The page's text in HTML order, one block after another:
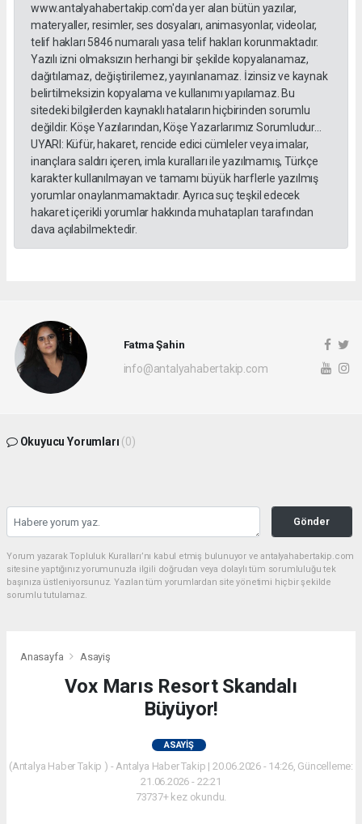
www.antalyahabertakip.com'da yer alan bütün yazılar,
materyaller, resimler, ses dosyaları, animasyonlar, videolar,
telif hakları 5846 numaralı yasa telif hakları korunmaktadır.
Yazılı izni olmaksızın herhangi bir şekilde kopyalanamaz,
dağıtılamaz, değiştirilemez, yayınlanamaz. İzinsiz ve kaynak
belirtilmeksizin kopyalama ve kullanımı yapılamaz. Bu
sitedeki bilgilerden kaynaklı hataların hiçbirinden sorumlu
değildir. Köşe Yazılarından, Köşe Yazarlarımız Sorumludur...
UYARI: Küfür, hakaret, rencide edici cümleler veya imalar,
inançlara saldırı içeren, imla kuralları ile yazılmamış, Türkçe
karakter kullanılmayan ve tamamı büyük harflerle yazılmış
yorumlar onaylanmamaktadır. Ayrıca suç teşkil edecek
hakaret içerikli yorumlar hakkında muhatapları tarafından
dava açılabilmektedir.
Fatma Şahin
info@antalyahabertakip.com
Okuyucu Yorumları (0)
Gönder
Yorum yazarak Topluluk Kuralları’nı kabul etmiş bulunuyor ve antalyahabertakip.com
sitesine yaptığınız yorumunuzla ilgili doğrudan veya dolaylı tüm sorumluluğu tek
başınıza üstleniyorsunuz. Yazılan tüm yorumlardan site yönetimi hiçbir şekilde
sorumlu tutulamaz.
Anasayfa Asayiş
Vox Marıs Resort Skandalı
Büyüyor!
ASAYIŞ
(Antalya Haber Takip ) - Antalya Haber Takip | 20.06.2026 - 14:26, Güncelleme:
21.06.2026 - 22:21
73737+ kez okundu.